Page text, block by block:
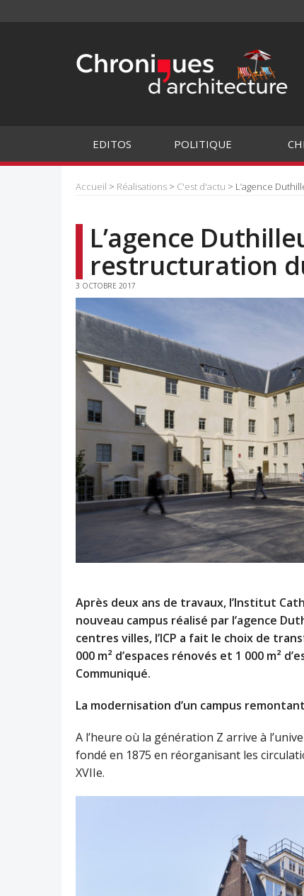
EDITOS POLITIQUE
Accueil > Réalisations > C'est d'actu > L’agence
L’agence
restructuration
3 OCTOBRE 2017
Après deux ans de travaux, l’Institut
nouveau campus réalisé par l’agence
centres villes, l’ICP a fait le choix de
000 m² d’espaces rénovés et 1 000 m²
Communiqué.
La modernisation d’un campus
A l’heure où la génération Z arrive à
fondé en 1875 en réorganisant les
XVIIe.